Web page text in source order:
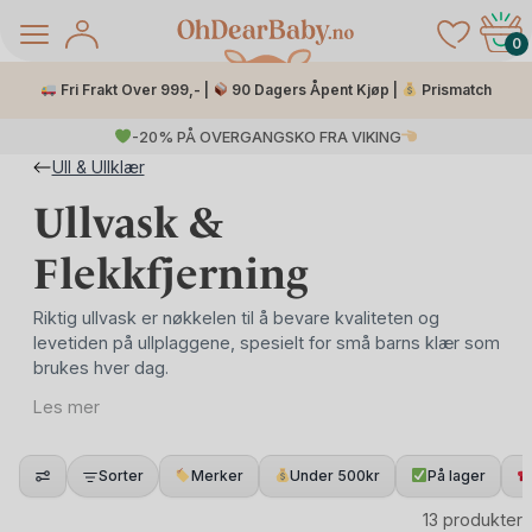
0
Fri Frakt Over 999,- | 90 Dagers Åpent Kjøp | Prismatch
-20% PÅ OVERGANGSKO FRA VIKING
Ull & Ullklær
Ullvask &
Flekkfjerning
Riktig ullvask er nøkkelen til å bevare kvaliteten og
levetiden på ullplaggene, spesielt for små barns klær som
brukes hver dag.
Ull er et naturlig, selvrensende materiale, men trenger
skånsom vask for å bevare fibrene og holde seg mykt og
Les mer
Sorter Merker Under 500kr På lager
13 produkter